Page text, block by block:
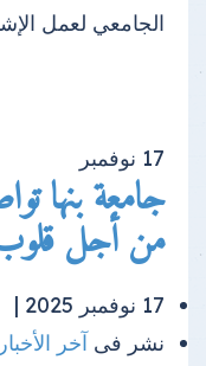
الجامعي لعمل
17 نوفمبر
جامعة بنها
من أجل
17 نوفمبر 2025 |
نشر فى آخر الأخبار